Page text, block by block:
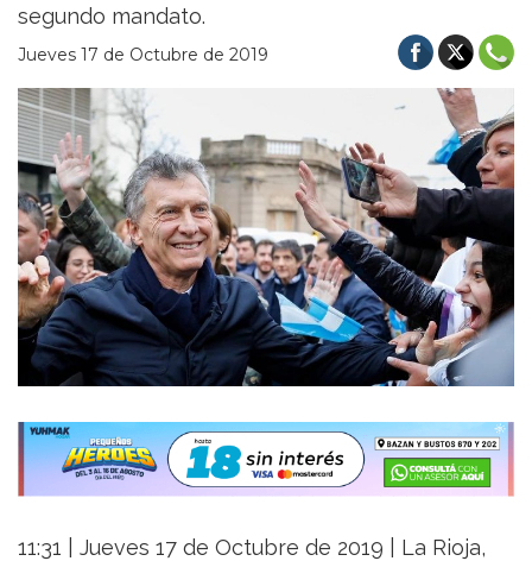
segundo mandato.
Jueves 17 de Octubre de 2019
11:31 | Jueves 17 de Octubre de 2019 | La Rioja,